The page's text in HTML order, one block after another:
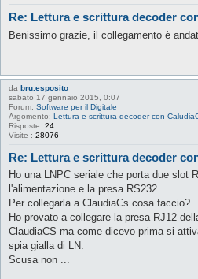
Re: Lettura e scrittura decoder
Benissimo grazie, il collegamento è
da bru.esposito
sabato 17 gennaio 2015, 0:07
Forum: Software per il Digitale
Argomento: Lettura e scrittura decoder con
Risposte: 24
Visite : 28076
Re: Lettura e scrittura decoder
Ho una LNPC seriale che porta due slot
l'alimentazione e la presa RS232.
Per collegarla a ClaudiaCs cosa faccio?
Ho provato a collegare la presa RJ12
ClaudiaCS ma come dicevo prima si
spia gialla di LN.
Scusa non ...